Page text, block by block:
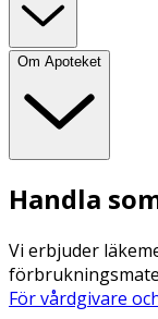
Om Apoteket
Handla
Vi erbjuder
För vårdgivare